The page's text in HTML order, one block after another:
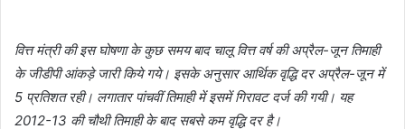
वित्त मंत्री की इस घोषणा के कुछ समय बाद चालू वित्त वर्ष की अप्रैल-जून तिमाही
के जीडीपी आंकड़े जारी किये गये। इसके अनुसार आर्थिक वृद्धि दर अप्रैल-जून में
5 प्रतिशत रही। लगातार पांचवीं तिमाही में इसमें गिरावट दर्ज की गयी। यह
2012-13 की चौथी तिमाही के बाद सबसे कम वृद्धि दर है।